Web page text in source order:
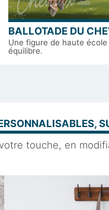
BALLOTADE DU
Une figure de haute
équilibre.
touche, en